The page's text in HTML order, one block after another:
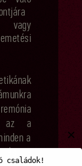
vagy
az a
a
✕
családok!